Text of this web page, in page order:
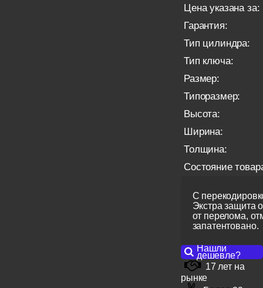
Цена указана за:
Гарантия:
Тип цилиндра:
Тип ключа:
Размер:
Типоразмер:
Высота:
Ширина:
Толщина:
Состояние
С
Экстра защита
от перелома,
запатентовано.
Нашли
дешевле?
17 лет на
рынке